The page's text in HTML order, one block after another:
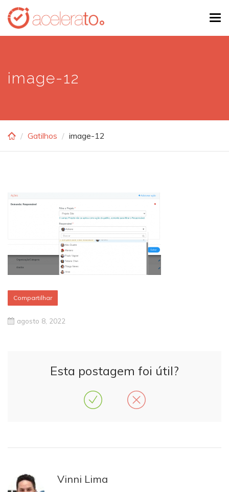
Skip
main
image-12
Gatilhos image-12
Compartilhar
agosto 8, 2022
Esta postagem foi útil?
Vinni Lima